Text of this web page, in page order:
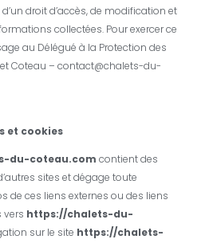
droit d’accès, de modification et
collectées. Pour exercer ce
au Délégué à la Protection des
Coteau – contact@chalets-du-
et cookies
du-coteau.com contient des
sites et dégage toute
de ces liens externes ou des liens
vers https://chalets-du-
sur le site https://chalets-